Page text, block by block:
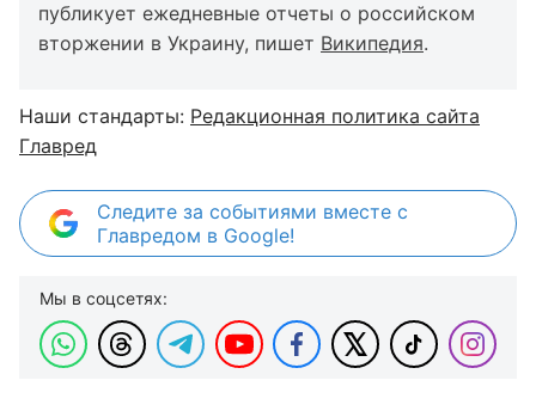
публикует ежедневные отчеты о российском
вторжении в Украину, пишет Википедия.
Наши стандарты: Редакционная политика сайта
Главред
Следите за событиями вместе с
Главредом в Google!
Мы в соцсетях: